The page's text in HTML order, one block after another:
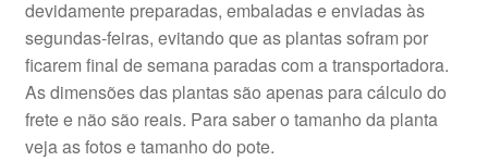
devidamente preparadas, embaladas e enviadas às
segundas-feiras, evitando que as plantas sofram por
ficarem final de semana paradas com a transportadora.
As dimensões das plantas são apenas para cálculo do
frete e não são reais. Para saber o tamanho da planta
veja as fotos e tamanho do pote.